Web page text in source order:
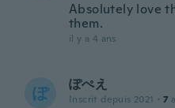
Absolutely love
them.
il y a 4 ans
ぽ ぽぺえ
Inscrit depuis 2021 · 7